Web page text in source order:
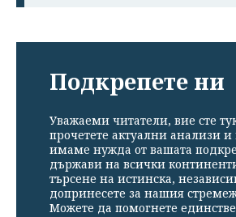
Подкрепете ни
Уважаеми читатели, вие сте
прочетете актуални анализи
имаме нужда от вашата
държави на всички
търсене на истинска,
допринесете за нашия
Можете да помогнете